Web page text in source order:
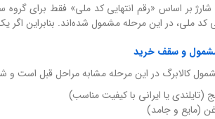
شارژ بر اساس «رقم انتهایی کد ملی» فقط برای
ملی، در این مرحله مشمول شده‌اند. بنابراین اگر یک مددجو کد ملی ۲ دارد،
و سقف خرید
کالابرگ در این مرحله مشابه مراحل قبل است و
(تایلندی یا ایرانی با کیفیت مناسب)
(مایع و جامد)